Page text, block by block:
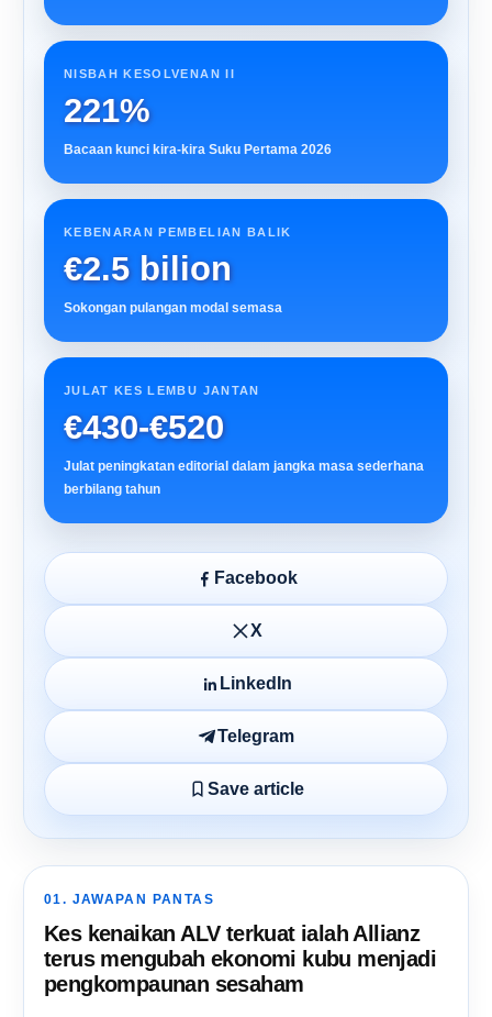
NISBAH KESOLVENAN II
221%
Bacaan kunci kira-kira Suku Pertama 2026
KEBENARAN PEMBELIAN BALIK
€2.5 bilion
Sokongan pulangan modal semasa
JULAT KES LEMBU JANTAN
€430-€520
Julat peningkatan editorial dalam jangka masa sederhana
berbilang tahun
Facebook
X
LinkedIn
Telegram
Save article
01. JAWAPAN PANTAS
Kes kenaikan ALV terkuat ialah Allianz
terus mengubah ekonomi kubu menjadi
pengkompaunan sesaham